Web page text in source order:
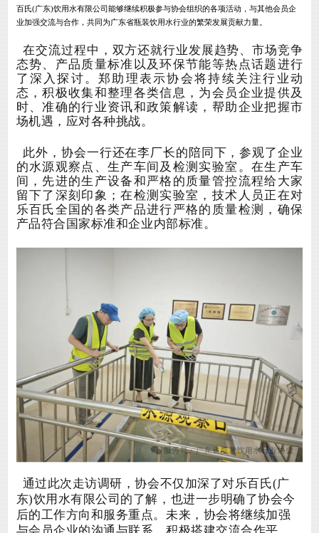
百氏(广东)饮用水有限公司能够继续积极参与协会组织的各项活动，与其他会员企
业加强交流与合作，共同为广东省瓶装饮用水行业的繁荣发展贡献力量。
在交流过程中，双方还就行业发展趋势、市场竞争
态势、产品质量标准以及环保节能等热点话题进行
了深入探讨。郑助理表示协会将持续关注行业动
态，积极收集和整理各类信息，为会员企业提供及
时、准确的行业资讯和政策解读，帮助企业把握市
场机遇，应对各种挑战。
此外， 协会一行还在李厂长的陪同下，参观了企业
的水源观察点、 生产车间 及检测 实验室。在生产车
间，先进的生产设备和严格的质量管控流程给大家
留下了深刻印象；在检测 实验室，技术人员正在对
乐百氏全国的各类产品进行严格的质量检测，确保
产品符合国家标准和企业内部标准。
通过此次走访调研，协会不仅加深了对乐百氏(广
东)饮用水有限公司的了解，也进一步明确了协会今
后的工作方向和服务重点。未来，协会将继续加强